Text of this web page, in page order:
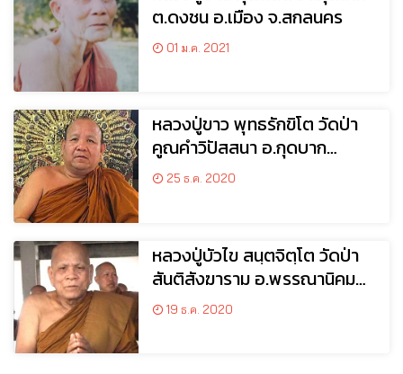
ต.ดงชน อ.เมือง จ.สกลนคร
01 ม.ค. 2021
หลวงปู่ขาว พุทธรักขิโต วัดป่า
คูณคำวิปัสสนา อ.กุดบาก
จ.สกลนคร
25 ธ.ค. 2020
หลวงปู่บัวไข สนฺตจิตฺโต วัดป่า
สันติสังฆาราม อ.พรรณานิคม
จ.สกลนคร
19 ธ.ค. 2020